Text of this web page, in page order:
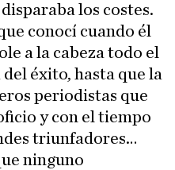
los costes.
conocí cuando él
a la cabeza todo el
éxito, hasta que la
periodistas que
y con el tiempo
triunfadores…
ninguno